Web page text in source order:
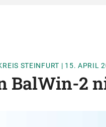
STEINFURT | 15. APRIL
BalWin-2